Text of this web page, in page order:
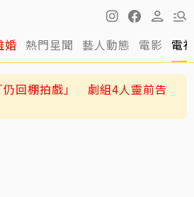
婚 熱門星聞 藝人動態 電影 電
仍回棚拍戲」 劇組4人靈前告